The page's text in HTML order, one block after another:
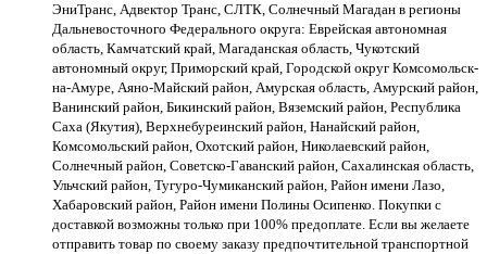
ЭниТранс, Адвектор Транс, СЛТК, Солнечный Магадан в регионы
Дальневосточного Федерального округа: Еврейская автономная
область, Камчатский край, Магаданская область, Чукотский
автономный округ, Приморский край, Городской округ Комсомольск-
на-Амуре, Аяно-Майский район, Амурская область, Амурский район,
Ванинский район, Бикинский район, Вяземский район, Республика
Саха (Якутия), Верхнебуреинский район, Нанайский район,
Комсомольский район, Охотский район, Николаевский район,
Солнечный район, Советско-Гаванский район, Сахалинская область,
Ульчский район, Тугуро-Чумиканский район, Район имени Лазо,
Хабаровский район, Район имени Полины Осипенко. Покупки с
доставкой возможны только при 100% предоплате. Если вы желаете
отправить товар по своему заказу предпочтительной транспортной